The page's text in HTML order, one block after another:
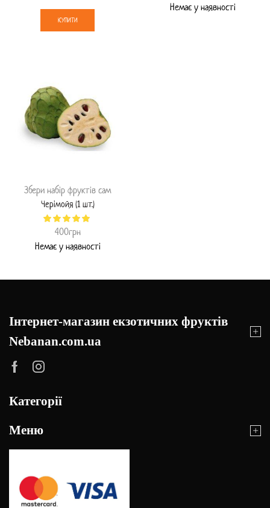
КУПИТИ
Немає у наявності
Збери набір фруктів сам
Черімойя (1 шт.)
400грн
Немає у наявності
Інтернет-магазин екзотичних фруктів
Nebanan.com.ua
Категорії
Меню